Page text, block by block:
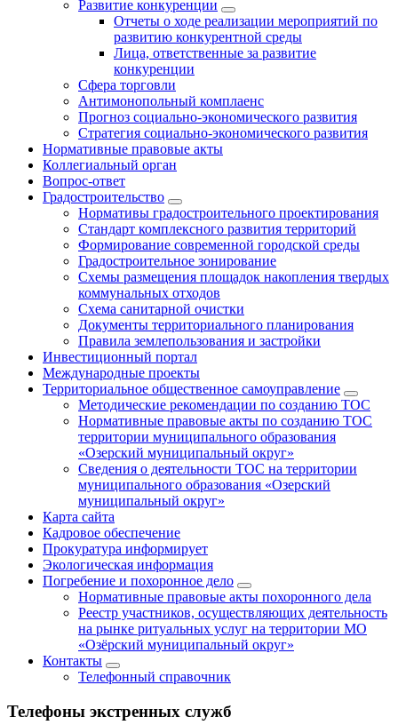
Развитие конкуренции
Отчеты о ходе реализации мероприятий по
развитию конкурентной среды
Лица, ответственные за развитие
конкуренции
Сфера торговли
Антимонопольный комплаенс
Прогноз социально-экономического развития
Стратегия социально-экономического развития
Нормативные правовые акты
Коллегиальный орган
Вопрос-ответ
Градостроительство
Нормативы градостроительного проектирования
Стандарт комплексного развития территорий
Формирование современной городской среды
Градостроительное зонирование
Схемы размещения площадок накопления твердых
коммунальных отходов
Схема санитарной очистки
Документы территориального планирования
Правила землепользования и застройки
Инвестиционный портал
Международные проекты
Территориальное общественное самоуправление
Методические рекомендации по созданию ТОС
Нормативные правовые акты по созданию ТОС
территории муниципального образования
«Озерский муниципальный округ»
Сведения о деятельности ТОС на территории
муниципального образования «Озерский
муниципальный округ»
Карта сайта
Кадровое обеспечение
Прокуратура информирует
Экологическая информация
Погребение и похоронное дело
Нормативные правовые акты похоронного дела
Реестр участников, осуществляющих деятельность
на рынке ритуальных услуг на территории МО
«Озёрский муниципальный округ»
Контакты
Телефонный справочник
Телефоны экстренных служб